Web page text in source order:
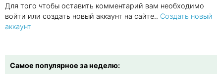
Для того чтобы оставить комментарий вам необходимо
войти или создать новый аккаунт на сайте.. Создать новый
аккаунт
Самое популярное за неделю: